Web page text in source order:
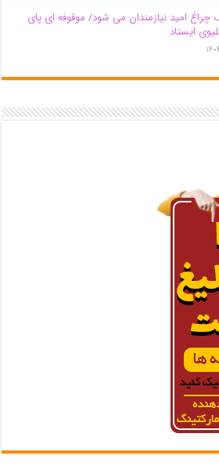
چراغ امید نیازمندان می شود/ موقوفه ای پای
ایستاد